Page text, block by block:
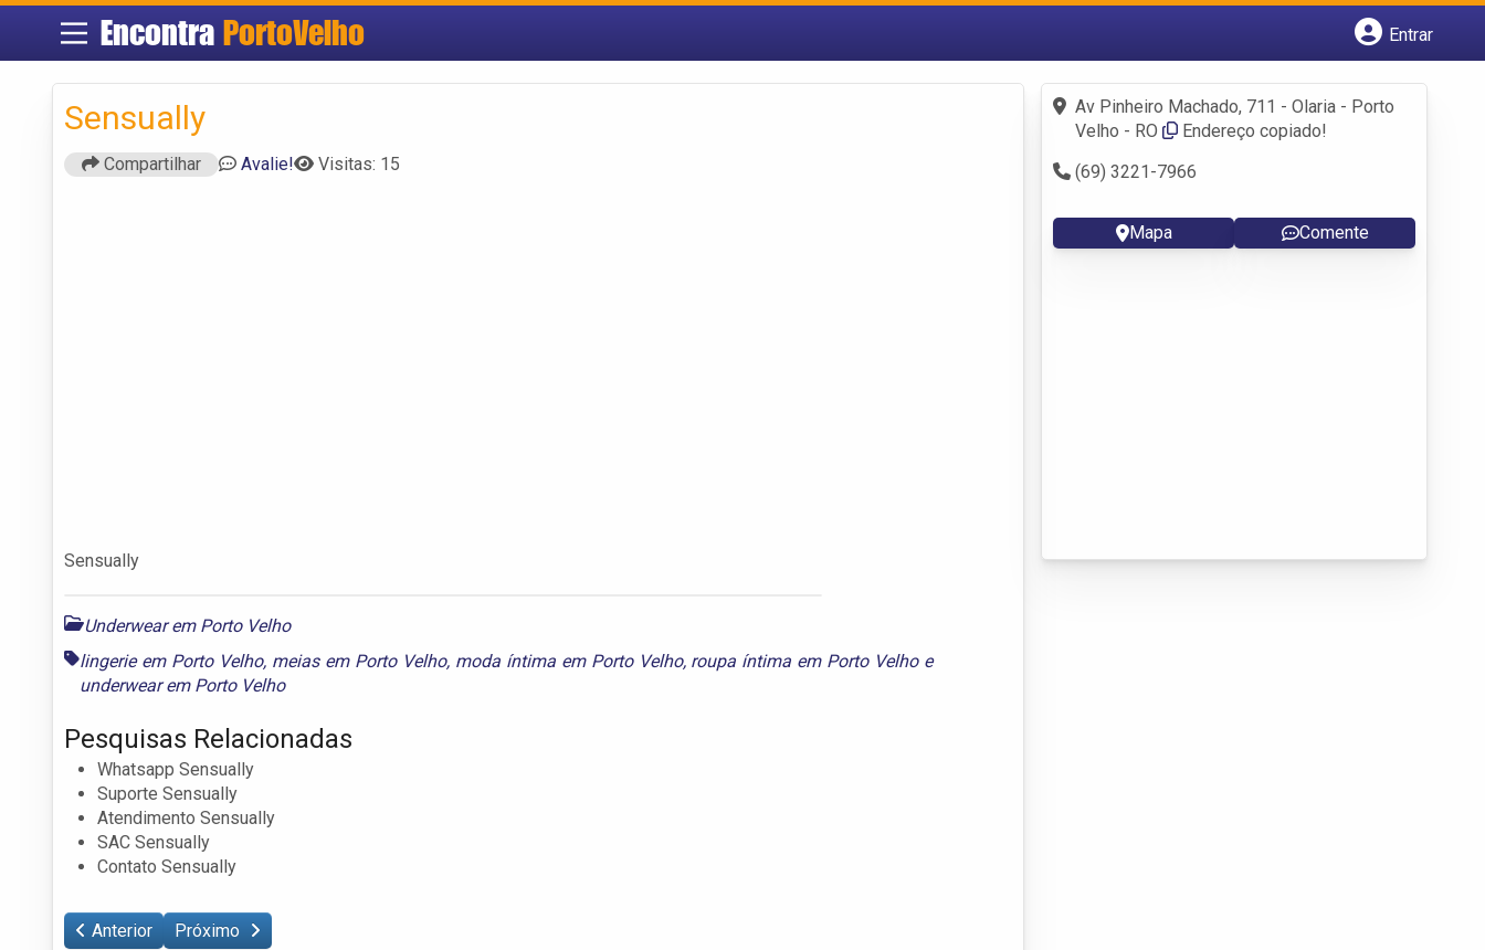
Encontra PortoVelho
Entrar
Fazer login
Criar conta
Sensually
Compartilhar Avalie! Visitas: 15
Sensually
Underwear em Porto Velho
lingerie em Porto Velho, meias em Porto Velho, moda íntima em Porto Velho, roupa íntima em Porto Velhoe
underwear em Porto Velho
Pesquisas Relacionadas
Whatsapp Sensually
Suporte Sensually
Atendimento Sensually
SAC Sensually
Contato Sensually
Anterior Próximo
Av Pinheiro Machado, 711 - Olaria - Porto
Velho - RO
Endereço copiado!
(69) 3221-7966
Mapa Comente